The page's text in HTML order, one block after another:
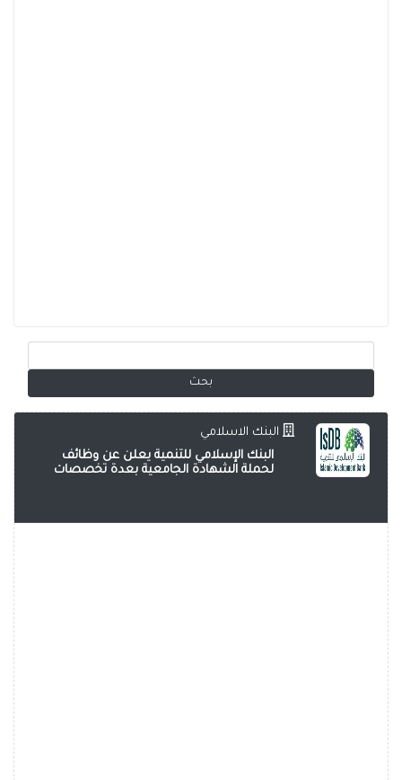
البنك الاسلامي
البنك الإسلامي للتنمية يعلن عن وظائف
لحملة الشهادة الجامعية بعدة تخصصات